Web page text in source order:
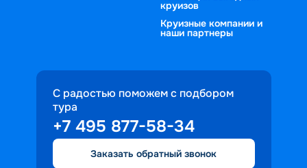
круизов
Круизные компании и
наши партнеры
С радостью поможем с подбором
тура
+7 495 877-58-34
Заказать обратный звонок